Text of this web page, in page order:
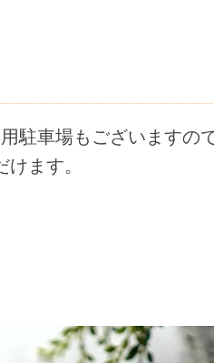
駐車場もございますの
ます。